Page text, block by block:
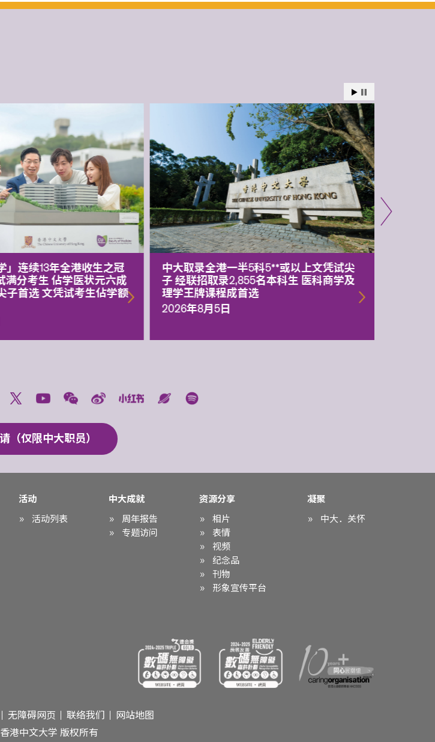
」连续13年全港收生之冠
满分考生 佔学医状元六成
子首选 文凭试考生佔学额
中大取录全港一半5科5**或以上文凭试尖
子 经联招取录2,855名本科生 医科商学及
理学王牌课程成首选
2026年8月5日
（仅限中大职员）
活动
活动列表
中大成就
周年报告
专题访问
资源分享
相片
表情
视频
纪念品
刊物
形象宣传平台
凝聚
中大．关怀
无障碍网页 联络我们
网站地图
港中文大学 版权所有